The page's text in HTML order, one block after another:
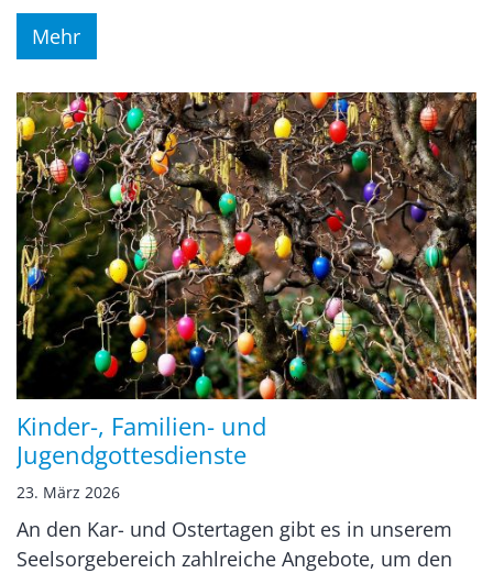
Mehr
Kinder-, Familien- und
Jugendgottesdienste
23. März 2026
An den Kar- und Ostertagen gibt es in unserem
Seelsorgebereich zahlreiche Angebote, um den